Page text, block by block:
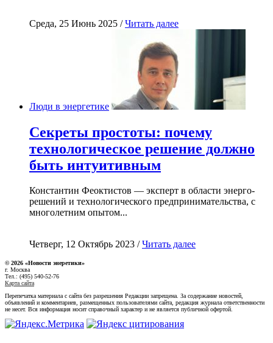
Среда, 25 Июнь 2025 /Читать далее
Люди в энергетике
Секреты простоты: почему
технологическое решение должно
быть интуитивным
Константин Феоктистов — эксперт в области энерго-
решений и технологического предпринимательства, с
многолетним опытом...
Четверг, 12 Октябрь 2023 /Читать далее
© 2026 «Новости энеретики»
г. Москва
Тел.: (495) 540-52-76
Карта сайта
Перепечатка материала с сайта без разрешения Редакции запрещена. За содержание новостей,
объявлений и комментариев, размещенных пользователями сайта, редакция журнала ответственности
не несет. Вся информация носит справочный характер и не является публичной офертой.